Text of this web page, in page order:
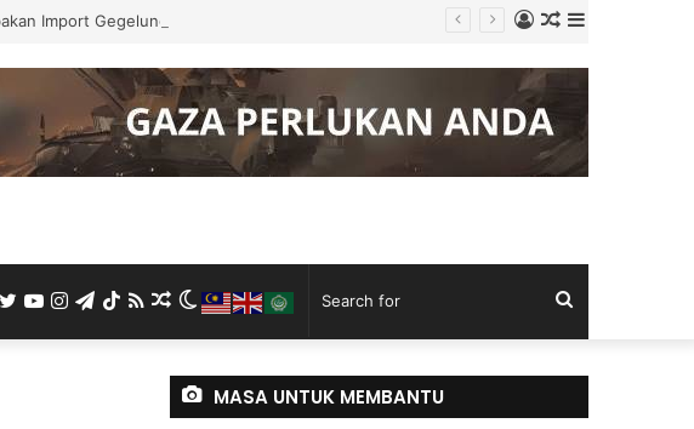
Import Gegelung Keluli China, Vietnam
Random
Article
Log
In
for
Switch
skin
Random
Article
RSS
TikTok
Telegram
Instagram
YouTube
Twitter
Facebook
MASA UNTUK MEMBANTU